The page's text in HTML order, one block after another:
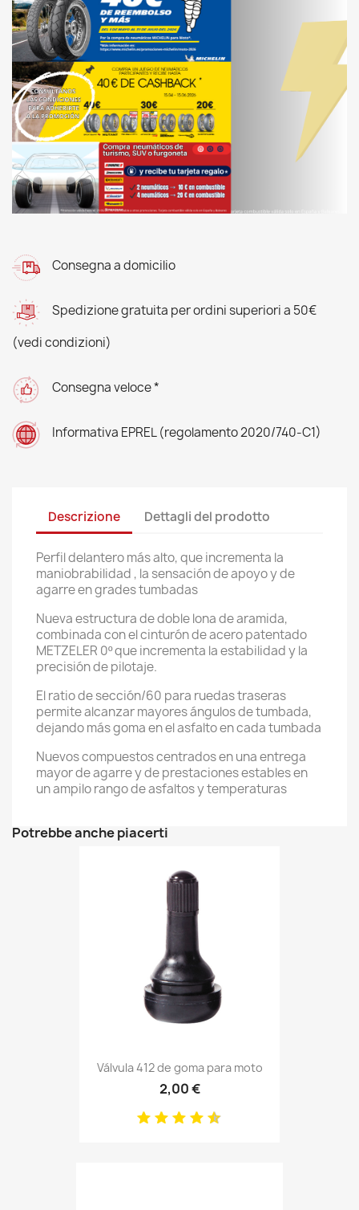
Consegna a domicilio
Spedizione gratuita per ordini superiori a 50€
(vedi condizioni)
Consegna veloce *
Informativa EPREL (regolamento 2020/740-C1)
Descrizione Dettagli del prodotto
Perfil delantero más alto, que incrementa la
maniobrabilidad , la sensación de apoyo y de
agarre en grades tumbadas
Nueva estructura de doble lona de aramida,
combinada con el cinturón de acero patentado
METZELER 0º que incrementa la estabilidad y la
precisión de pilotaje.
El ratio de sección/60 para ruedas traseras
permite alcanzar mayores ángulos de tumbada,
dejando más goma en el asfalto en cada tumbada
Nuevos compuestos centrados en una entrega
mayor de agarre y de prestaciones estables en
un ampilo rango de asfaltos y temperaturas
Potrebbe anche piacerti
Válvula 412 de goma para moto
2,00 €